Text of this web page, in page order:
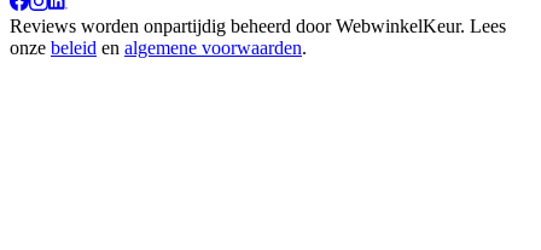
Reviews worden onpartijdig beheerd doorWebwinkelKeur. Lees
onze beleid en algemene voorwaarden.